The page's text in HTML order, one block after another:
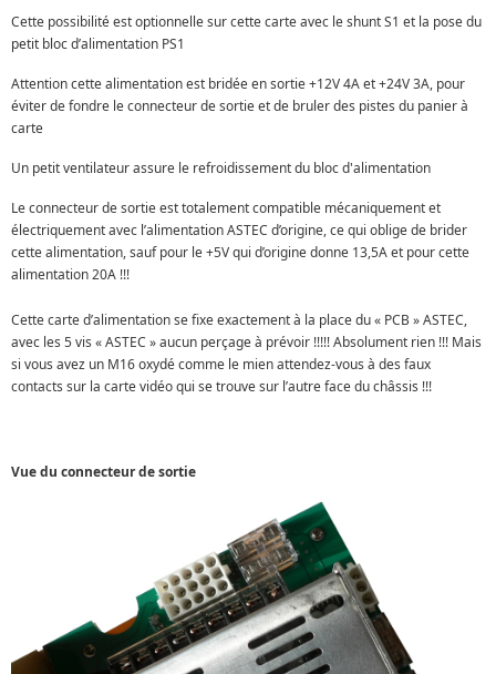
Cette possibilité est optionnelle sur cette carte avec le shunt S1 et la pose du
petit bloc d’alimentation PS1
Attention cette alimentation est bridée en sortie +12V 4A et +24V 3A, pour
éviter de fondre le connecteur de sortie et de bruler des pistes du panier à
carte
Un petit ventilateur assure le refroidissement du bloc d'alimentation
Le connecteur de sortie est totalement compatible mécaniquement et
électriquement avec l’alimentation ASTEC d’origine, ce qui oblige de brider
cette alimentation, sauf pour le +5V qui d’origine donne 13,5A et pour cette
alimentation 20A !!!
Cette carte d’alimentation se fixe exactement à la place du « PCB » ASTEC,
avec les 5 vis « ASTEC » aucun perçage à prévoir !!!!! Absolument rien !!! Mais
si vous avez un M16 oxydé comme le mien attendez-vous à des faux
contacts sur la carte vidéo qui se trouve sur l’autre face du châssis !!!
Vue du connecteur de sortie